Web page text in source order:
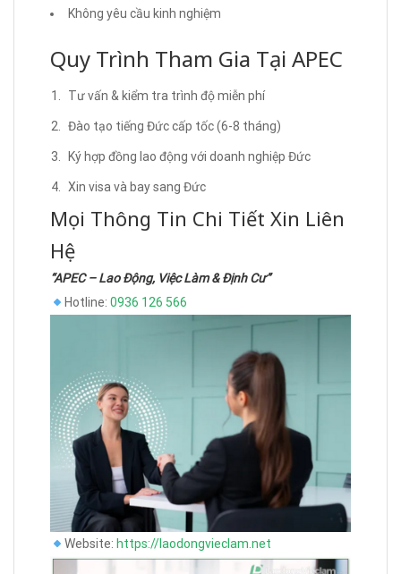
Không yêu cầu kinh nghiệm
Quy Trình Tham Gia Tại APEC
Tư vấn & kiểm tra trình độ miễn phí
Đào tạo tiếng Đức cấp tốc (6-8 tháng)
Ký hợp đồng lao động với doanh nghiệp Đức
Xin visa và bay sang Đức
Mọi Thông Tin Chi Tiết Xin Liên
Hệ
“APEC – Lao Động, Việc Làm & Định Cư”
Hotline: 0936 126 566
Website: https://laodongvieclam.net